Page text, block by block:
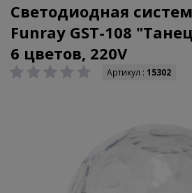
Светодиодная
Funray GST-108
6 цветов, 220V
Артикул : 15302